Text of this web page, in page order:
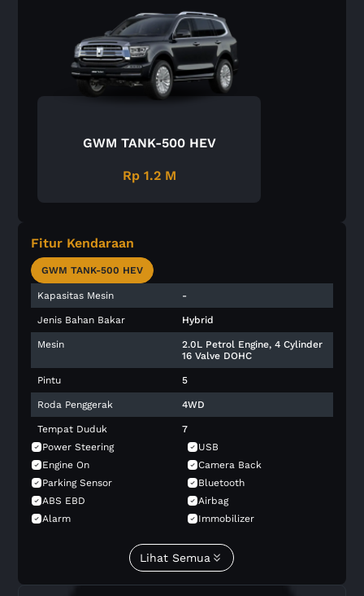
GWM TANK-500 HEV
Rp 1.2 M
Fitur Kendaraan
GWM TANK-500 HEV
Kapasitas Mesin -
Jenis Bahan Bakar Hybrid
Mesin
2.0L Petrol Engine, 4 Cylinder
16 Valve DOHC
Pintu 5
Roda Penggerak 4WD
Tempat Duduk
7
Power Steering
USB
Engine On
Camera Back
Parking Sensor
Bluetooth
ABS EBD
Airbag
Alarm
Immobilizer
Blind Spot Monitor
Collision Avoidance System
Brake Assist
Lihat Semua